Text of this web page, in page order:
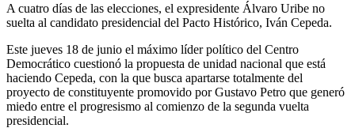
A cuatro días de las elecciones, el expresidente Álvaro Uribe no
suelta al candidato presidencial del Pacto Histórico, Iván Cepeda.
Este jueves 18 de junio el máximo líder político del Centro
Democrático cuestionó la propuesta de unidad nacional que está
haciendo Cepeda, con la que busca apartarse totalmente del
proyecto de constituyente promovido por Gustavo Petro que generó
miedo entre el progresismo al comienzo de la segunda vuelta
presidencial.